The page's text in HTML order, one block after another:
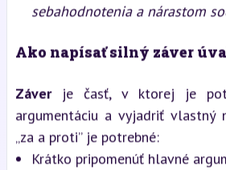
sebahodnotenia a nárastom
Ako napísať silný záver
Záverje časť, v ktorej je
argumentáciu a vyjadriť vlastný
„za a proti” je potrebné:
Krátko pripomenúť hlavné